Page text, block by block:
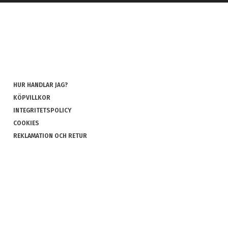
HUR HANDLAR JAG?
KÖPVILLKOR
INTEGRITETSPOLICY
COOKIES
REKLAMATION OCH RETUR